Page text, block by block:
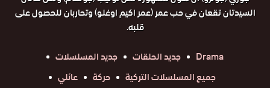
السيدتان تقعان في حب عمر (عمر اكيم اوغلو) وتحاربان للحصول على
قلبه.
Drama
جديد الحلقات
جديد المسلسلات
جميع المسلسلات التركية
حركة عائلي